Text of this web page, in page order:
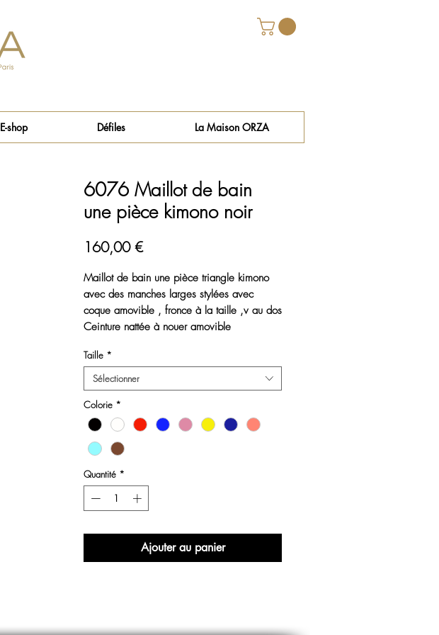
E-shop Défiles La Maison ORZA
6076 Maillot de bain
une pièce kimono noir
160,00 €Prix
Maillot de bain une pièce triangle kimono
avec des manches larges stylées avec
Ceinture nattée à nouer amovible
Taille *
Sélectionner
Colorie *
Quantité *
Ajouter au panier